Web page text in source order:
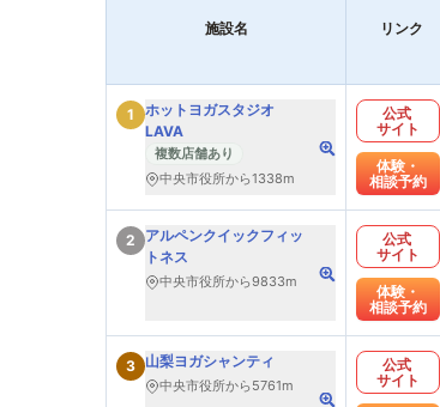
施設名 リンク
1
ホットヨガスタジオ
LAVA
複数店舗あり
中央市役所から1338m
公式
サイト
体験・
相談予約
2
アルペンクイックフィッ
トネス
中央市役所から9833m
公式
サイト
体験・
相談予約
3 山梨ヨガシャンティ
中央市役所から5761m
公式
サイト